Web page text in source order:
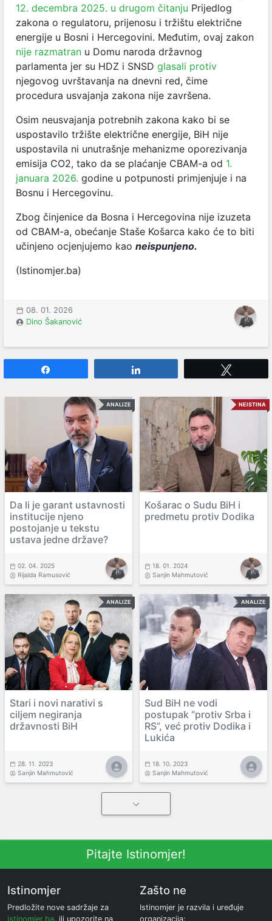
12. decembra 2025. u drugom čitanju Prijedlog
zakona o regulatoru, prijenosu i tržištu električne
energije u Bosni i Hercegovini. Međutim, ovaj zakon
nije razmatran u Domu naroda državnog
parlamenta jer su HDZ i SNSD glasali protiv
njegovog uvrštavanja na dnevni red, čime
procedura usvajanja zakona nije završena.
Osim neusvajanja potrebnih zakona kako bi se
uspostavilo tržište električne energije, BiH nije
uspostavila ni unutrašnje mehanizme oporezivanja
emisija CO2, tako da se plaćanje CBAM-a od 1.
januara 2026. godine u potpunosti primjenjuje i na
Bosnu i Hercegovinu.
Zbog činjenice da Bosna i Hercegovina nije izuzeta
od CBAM-a, obećanje Staše Košarca kako će to biti
učinjeno ocjenjujemo kao neispunjeno.
(Istinomjer.ba)
08. 01. 2026
Dino Šakanović
ANALIZE
Da li je garant ustavnosti
institucije njeno
postojanje u tekstu
ustava jedne države?
02. 04. 2025
Rijalda Ramusović
NEISTINA
Košarac o Sudu BiH i
predmetu protiv Dodika
18. 01. 2024
Sanjin Mahmutović
ANALIZE
Stari i novi narativi s
ciljem negiranja
državnosti BiH
28. 11. 2023
Sanjin Mahmutović
ANALIZE
Sud BiH ne vodi
postupak “protiv Srba i
RS”, već protiv Dodika i
Lukića
18. 10. 2023
Sanjin Mahmutović
Pitajte Istinomjer!
Istinomjer
Predložite nove sadržaje za
istinomjer.ba, ili upozorite na
Zašto ne
Istinomjer je razvila i uređuje
organizacija: